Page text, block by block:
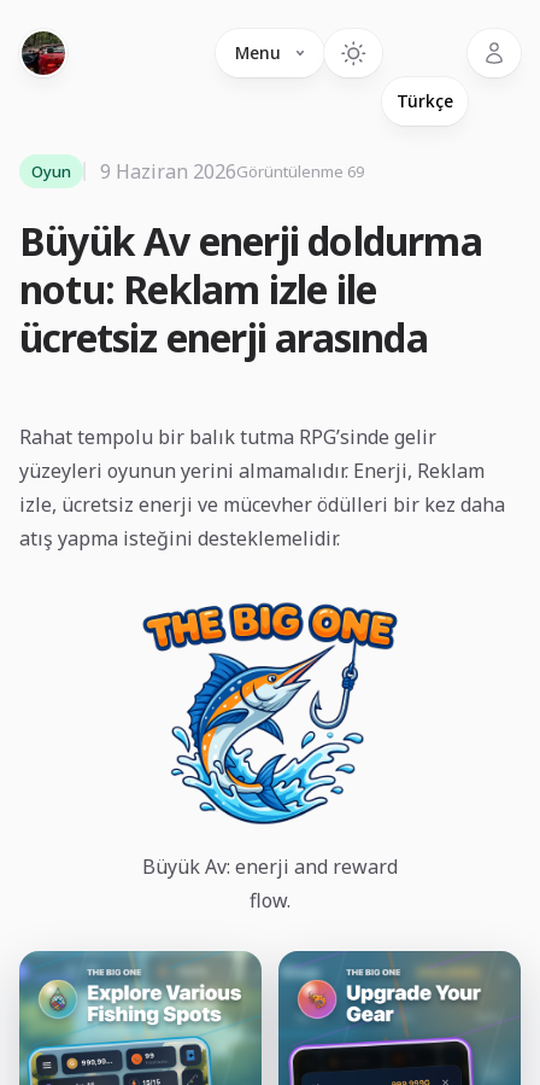
Menu
Büyük Av enerji doldurma
notu: Reklam izle ile
ücretsiz enerji arasında
Oyun 9 Haziran 2026Görüntülenme 69
Rahat tempolu bir balık tutma RPG’sinde gelir
yüzeyleri oyunun yerini almamalıdır. Enerji, Reklam
izle, ücretsiz enerji ve mücevher ödülleri bir kez daha
atış yapma isteğini desteklemelidir.
Büyük Av: enerji and reward
flow.